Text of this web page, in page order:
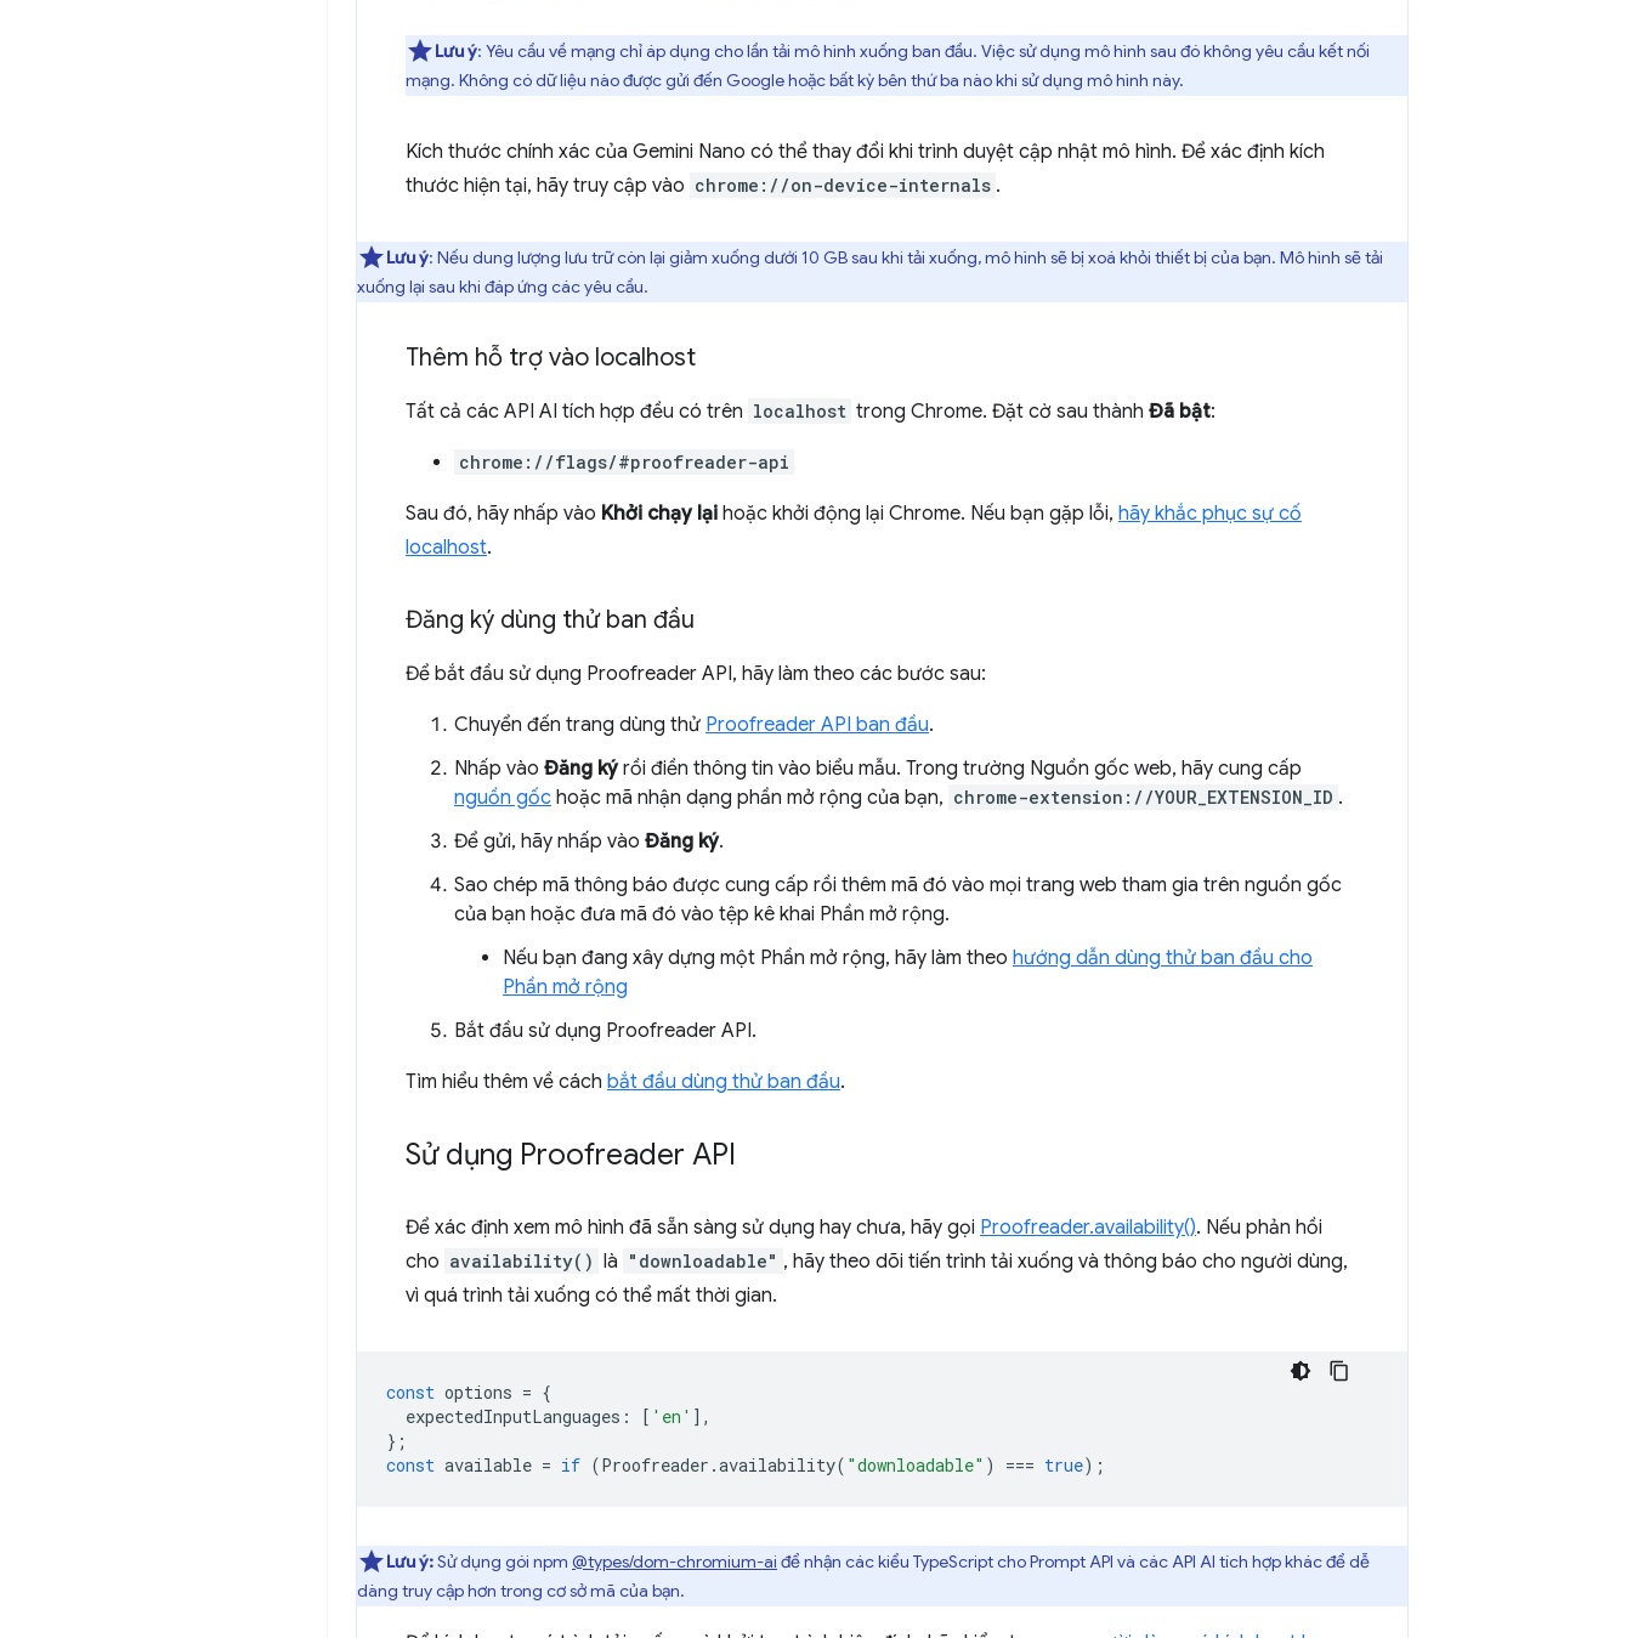
Lưu ý: Yêu cầu về mạng chỉ áp dụng cho lần tải mô hình xuống ban đầu. Việc sử dụng mô hình sau đó không yêu cầu kết nối
mạng. Không có dữ liệu nào được gửi đến Google hoặc bất kỳ bên thứ ba nào khi sử dụng mô hình này.
Kích thước chính xác của Gemini Nano có thể thay đổi khi trình duyệt cập nhật mô hình. Để xác định kích
thước hiện tại, hãy truy cập vào chrome://on-device-internals .
Lưu ý: Nếu dung lượng lưu trữ còn lại giảm xuống dưới 10 GB sau khi tải xuống, mô hình sẽ bị xoá khỏi thiết bị của bạn. Mô hình sẽ tải
xuống lại sau khi đáp ứng các yêu cầu.
Thêm hỗ trợ vào localhost
Tất cả các API AI tích hợp đều có trên localhost trong Chrome. Đặt cờ sau thành Đã bật:
chrome://flags/#proofreader-api
Sau đó, hãy nhấp vào Khởi chạy lại hoặc khởi động lại Chrome. Nếu bạn gặp lỗi, hãy khắc phục sự cố
localhost.
Đăng ký dùng thử ban đầu
Để bắt đầu sử dụng Proofreader API, hãy làm theo các bước sau:
Chuyển đến trang dùng thử Proofreader API ban đầu.
Nhấp vào Đăng kýrồi điền thông tin vào biểu mẫu. Trong trường Nguồn gốc web, hãy cung cấp
nguồn gốc hoặc mã nhận dạng phần mở rộng của bạn, chrome-extension://YOUR_EXTENSION_ID .
Để gửi, hãy nhấp vào Đăng ký.
Sao chép mã thông báo được cung cấp rồi thêm mã đó vào mọi trang web tham gia trên nguồn gốc
của bạn hoặc đưa mã đó vào tệp kê khai Phần mở rộng.
Nếu bạn đang xây dựng một Phần mở rộng, hãy làm theo hướng dẫn dùng thử ban đầu cho
Phần mở rộng
Bắt đầu sử dụng Proofreader API.
Tìm hiểu thêm về cách bắt đầu dùng thử ban đầu.
Sử dụng Proofreader API
Để xác định xem mô hình đã sẵn sàng sử dụng hay chưa, hãy gọi Proofreader.availability(). Nếu phản hồi
cho availability() là "downloadable" , hãy theo dõi tiến trình tải xuống và thông báo cho người dùng,
vì quá trình tải xuống có thể mất thời gian.
const options = {
expectedInputLanguages : [ 'en' ],
};
const available = if (Proofreader .availability( "downloadable" ) === true);
Lưu ý:Sử dụng gói npm @types/dom-chromium-ai để nhận các kiểu TypeScript cho Prompt API và các API AI tích hợp khác để dễ
dàng truy cập hơn trong cơ sở mã của bạn.